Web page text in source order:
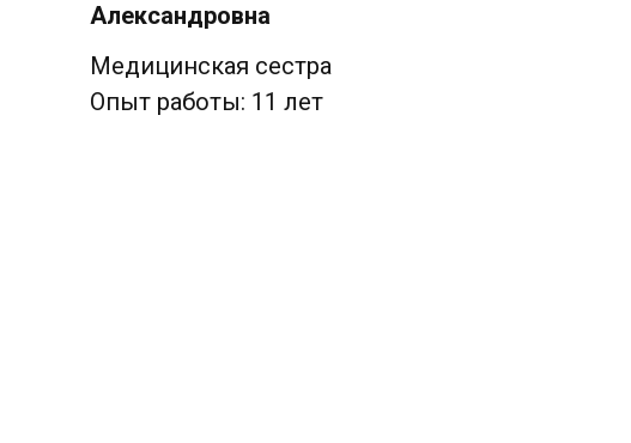
Александровна
Медицинская сестра
Опыт работы: 11 лет